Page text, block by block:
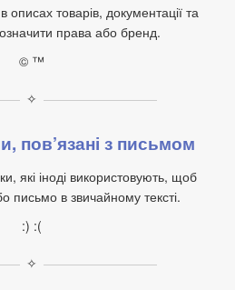
описах товарів, документації та
права або бренд.
© ™
✧
пов’язані з письмом
які іноді використовують, щоб
письмо в звичайному тексті.
:) :(
✧